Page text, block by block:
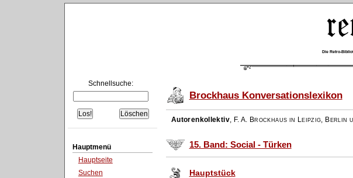
Die Retro-
Schnellsuche:
Hauptmenü
Hauptseite
Suchen
Brockhaus Konversationslexikon
Autorenkollektiv, F. A. Brockhaus in Leipzig, Berlin
15. Band: Social - Türken
Hauptstück